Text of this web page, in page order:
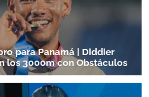
para Panamá | Diddier
los 3000m con Obstáculos